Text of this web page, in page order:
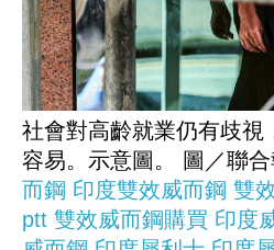
社會對高齡就業仍有歧視
容易。示意圖。 圖／聯
而鋼 印度雙效威而鋼 雙
ptt 雙效威而鋼購買 印度